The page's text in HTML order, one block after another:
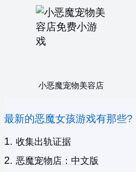
小恶魔宠物美容店
最新的恶魔女孩游戏有那些?
收集出轨证据
恶魔宠物店：中文版